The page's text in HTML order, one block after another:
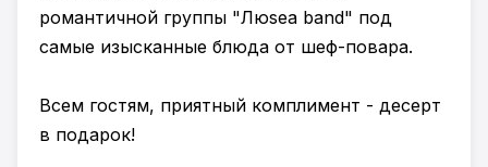
романтичной группы "Люsea band" под
самые изысканные блюда от шеф-повара.
Всем гостям, приятный комплимент - десерт
в подарок!